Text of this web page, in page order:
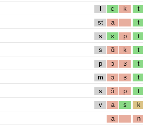
l ɛ k t
st a t
s ɛ p t
s ɑ̃ k t
p ɔ ʁ t
m ɔ ʁ t
s ɔ̃ p t
v a s k
a n